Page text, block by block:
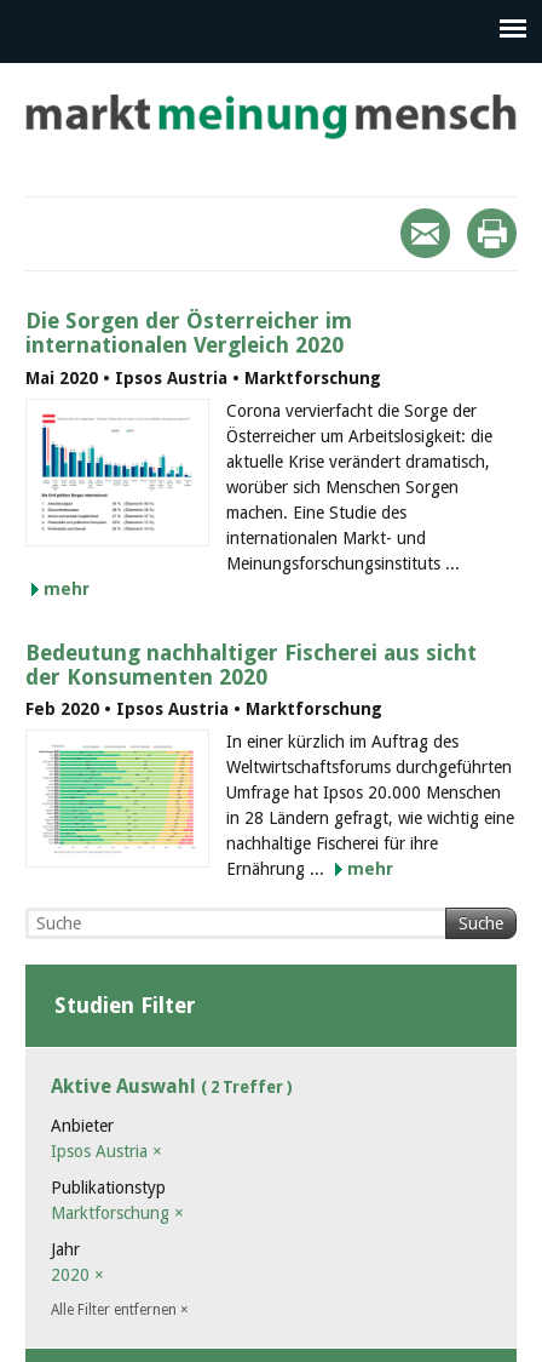
Die Sorgen der Österreicher im
internationalen Vergleich 2020
Mai 2020 • Ipsos Austria • Marktforschung
Corona vervierfacht die Sorge der
Österreicher um Arbeitslosigkeit: die
aktuelle Krise verändert dramatisch,
worüber sich Menschen Sorgen
machen. Eine Studie des
internationalen Markt- und
Meinungsforschungsinstituts ...
mehr
Bedeutung nachhaltiger Fischerei aus sicht
der Konsumenten 2020
Feb 2020 • Ipsos Austria • Marktforschung
In einer kürzlich im Auftrag des
Weltwirtschaftsforums durchgeführten
Umfrage hat Ipsos 20.000 Menschen
in 28 Ländern gefragt, wie wichtig eine
nachhaltige Fischerei für ihre
Ernährung ...
mehr
Suche
Studien Filter
Aktive Auswahl ( 2 Treffer )
Anbieter
Ipsos Austria ×
Publikationstyp
Marktforschung ×
Jahr
2020 ×
Alle Filter entfernen ×